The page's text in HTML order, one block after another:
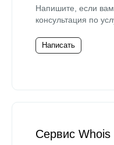
Напишите, если
консультация по
Написать
Сервис Whois